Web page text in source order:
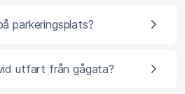
parkeringsplats?
utfart från gågata?